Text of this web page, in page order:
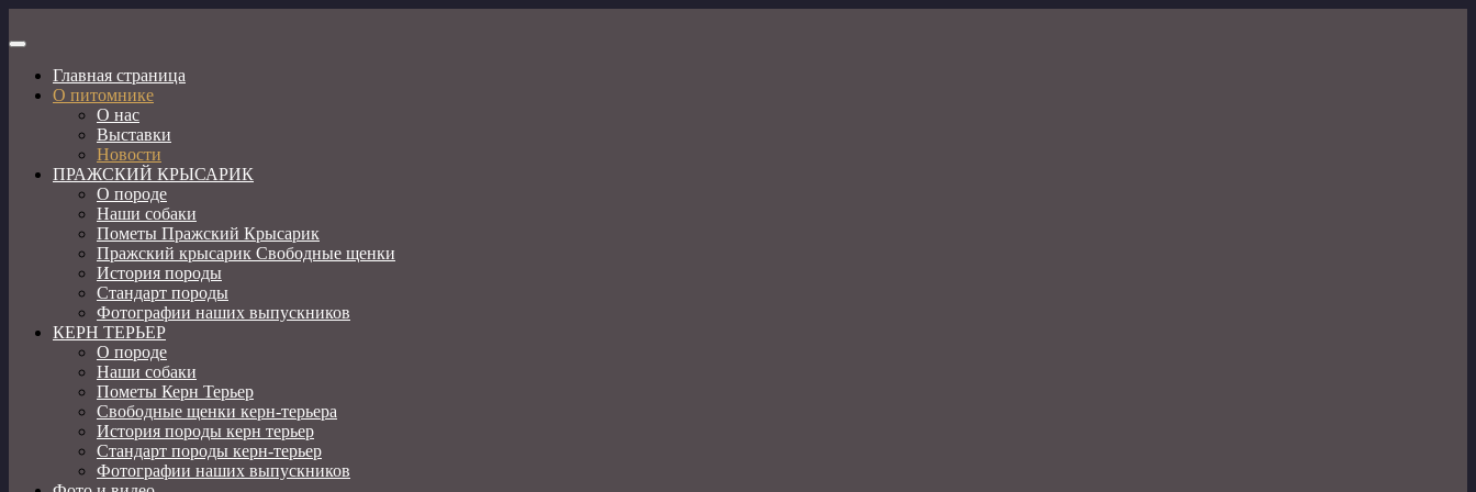
к
Главная страница
О питомнике
О нас
Выставки
Новости
ПРАЖСКИЙ КРЫСАРИК
О породе
Наши собаки
Пометы Пражский Крысарик
Пражский крысарик Свободные щенки
История породы
Стандарт породы
Фотографии наших выпускников
КЕРН ТЕРЬЕР
О породе
Наши собаки
Пометы Керн Терьер
Свободные щенки керн-терьера
История породы керн терьер
Стандарт породы керн-терьер
Фотографии наших выпускников